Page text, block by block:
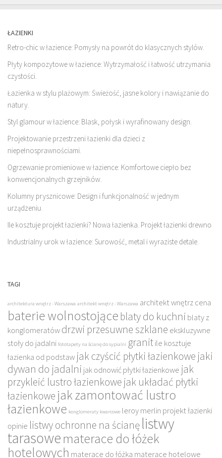
ŁAZIENKI
Retro-chic w łazience: Pomysły na powrót do klasycznych stylów.
Płyty kompozytowe w łazience: Wytrzymałość i łatwość utrzymania
czystości.
Łazienka w stylu plażowym: Świeżość, jasne kolory i nawiązanie do
natury.
Styl glamour w łazience: Blask, połysk i wyrafinowany design.
Projektowanie przestrzeni łazienki dla dzieci z
niepełnosprawnościami.
Ogrzewanie promieniowe w łazience: Komfortowe ciepło bez
konwencjonalnych grzejników.
Kolumny prysznicowe: Design i funkcjonalność w jednym
urządzeniu.
Ile kosztuje projekt łazienki? Nowa łazienka. Projekt łazienki drewno
Industrialny urok w łazience: Surowość, metal i wyraziste detale.
TAGI
architektura wnętrz - Warszawa architekt wnętrz - Warszawa architekt wnętrz cena
baterie wolnostojące blaty do kuchni blaty z
konglomeratówdrzwi przesuwne szklane ekskluzywne
stoły do jadalni fototapety na ścianę do sypialni granitile kosztuje
łazienka od podstaw jak czyścić płytki łazienkowe jaki
dywan do jadalni jak odnowić płytki łazienkowe jak
przykleić lustro łazienkowe jak układać płytki
łazienkowe jak zamontować lustro
łazienkowe konglomeraty kwarcowe leroy merlin projekt łazienki
opinie listwy ochronne na ścianęlistwy
tarasowematerace do łóżek
hotelowych materace do łóżka materace hotelowe